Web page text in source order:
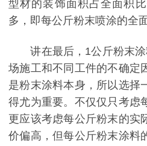
型材的装饰面积占全面积
多，即每公斤粉末喷涂的全
讲在最后，1公斤粉末
场施工和不同工件的不确定
是粉末涂料本身，所以选择
得尤为重要。不仅仅只考虑
更应该考虑每公斤粉末的实
价偏高，但每公斤粉末涂料